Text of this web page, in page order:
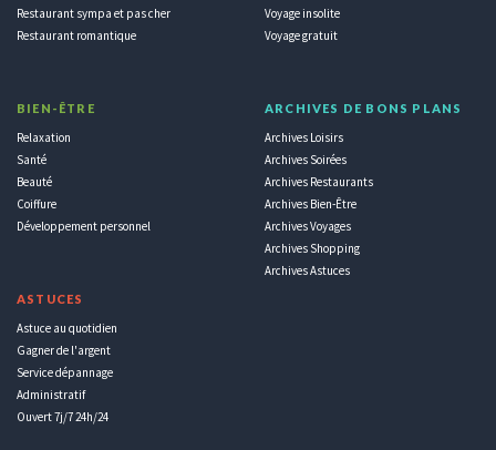
Restaurant sympa et pas cher
Restaurant romantique
BIEN-ÊTRE
Relaxation
Santé
Beauté
Coiffure
Développement personnel
ASTUCES
Astuce au quotidien
Gagner de l'argent
Service dépannage
Administratif
Ouvert 7j/7 24h/24
Voyage insolite
Voyage gratuit
ARCHIVES DE BONS PLANS
Archives Loisirs
Archives Soirées
Archives Restaurants
Archives Bien-Être
Archives Voyages
Archives Shopping
Archives Astuces